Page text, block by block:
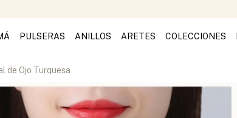
PULSERAS ANILLOS ARETES COLECCIONES
de Ojo Turquesa